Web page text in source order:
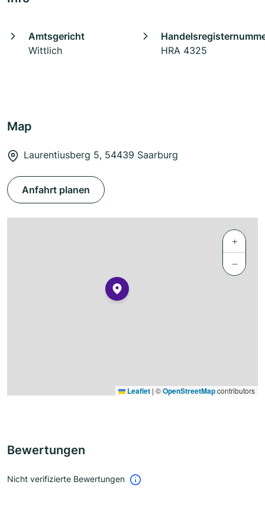
Amtsgericht
Wittlich
HRA 4325
Map
Laurentiusberg 5, 54439 Saarburg
Anfahrt planen
+
−
Leaflet | ©OpenStreetMapcontributors
Bewertungen
Nicht verifizierte Bewertungen